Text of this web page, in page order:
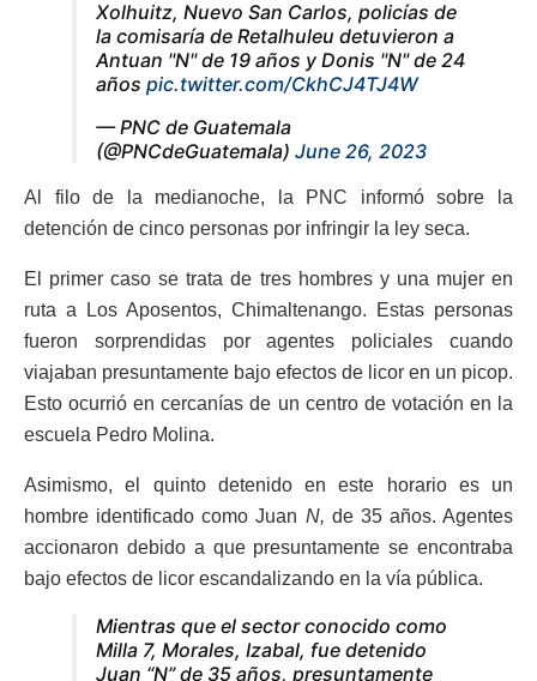
Xolhuitz, Nuevo San Carlos, policías de
la comisaría de Retalhuleu detuvieron a
Antuan "N" de 19 años y Donis "N" de 24
años pic.twitter.com/CkhCJ4TJ4W
— PNC de Guatemala
(@PNCdeGuatemala) June 26, 2023
Al filo de la medianoche, la PNC informó sobre la
detención de cinco personas por infringir la ley seca.
El primer caso se trata de tres hombres y una mujer en
ruta a Los Aposentos, Chimaltenango. Estas personas
fueron sorprendidas por agentes policiales cuando
viajaban presuntamente bajo efectos de licor en un picop.
Esto ocurrió en cercanías de un centro de votación en la
escuela Pedro Molina.
Asimismo, el quinto detenido en este horario es un
hombre identificado como Juan N, de 35 años. Agentes
accionaron debido a que presuntamente se encontraba
bajo efectos de licor escandalizando en la vía pública.
Mientras que el sector conocido como
Milla 7, Morales, Izabal, fue detenido
Juan “N” de 35 años, presuntamente